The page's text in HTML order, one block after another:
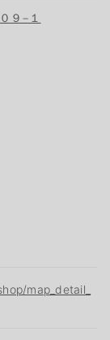
９−１
map_detail_